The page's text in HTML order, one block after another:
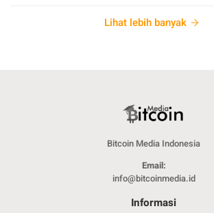
Lihat lebih banyak
Bitcoin Media Indonesia
Email:
info@bitcoinmedia.id
Informasi